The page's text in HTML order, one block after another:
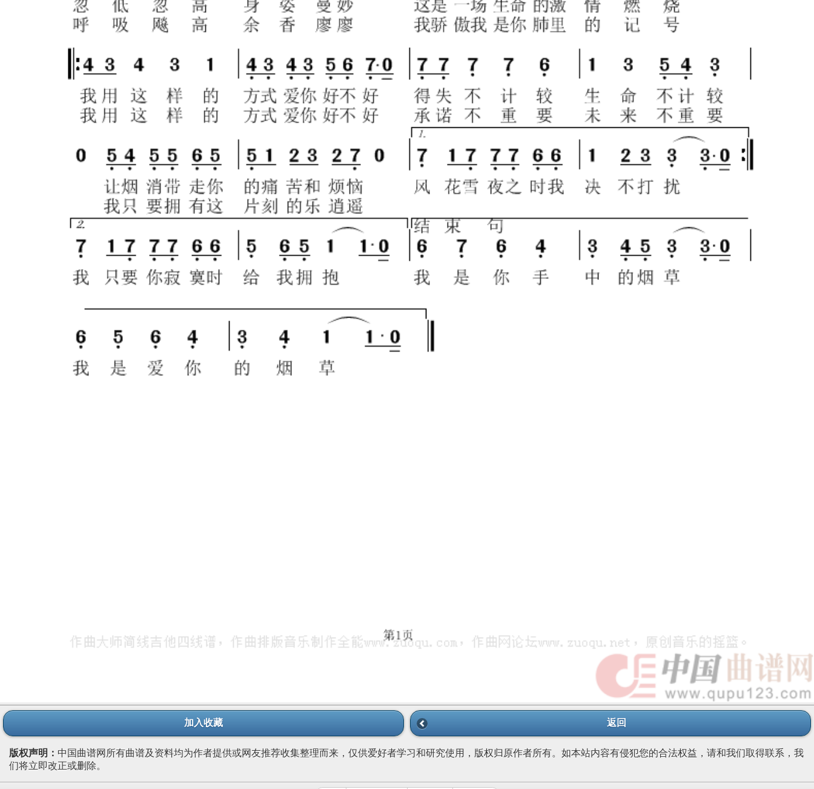
加入收藏 返回
版权声明： 中国曲谱网所有曲谱及资料均为作者提供或网友推荐收集整理而来，仅供爱好者学习和研究使用，版权归原作者所有。如本站内容有侵犯您的合法权益，请和我们取得联系，我
们将立即改正或删除。